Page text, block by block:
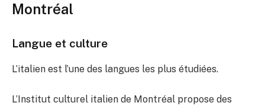
Montréal
Langue et culture
L’italien est l’une des langues les plus étudiées.
L’Institut culturel italien de Montréal propose des